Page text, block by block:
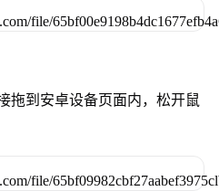
拖到安卓设备页面内，松开鼠